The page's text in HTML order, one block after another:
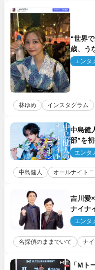
“世界
歳、う
エンタ
林ゆめ インスタグラム
中島健
部”を
エンタ
中島健人 オールナイト
吉川愛
ナイナ
が決定
エンタ
名探偵のままでいて ナ
「Mト